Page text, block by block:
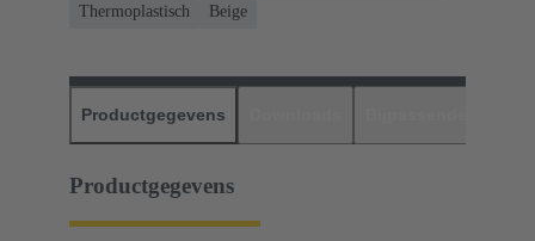
Thermoplastisch
Beige
Productgegevens
Productgegevens